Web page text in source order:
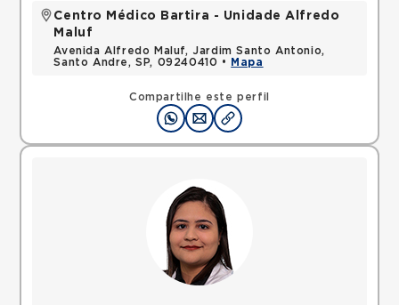
Compartilhe este perfil
Centro Médico Bartira - Unidade Alfredo
Maluf
Avenida Alfredo Maluf, Jardim Santo Antonio,
Santo Andre, SP, 09240410 •
Mapa